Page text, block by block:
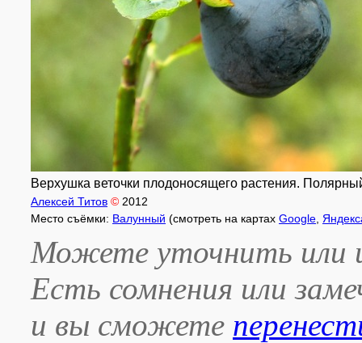
Верхушка веточки плодоносящего растения.
Алексей Титов © 2012
Место съёмки: Валунный (смотреть на картах Google
Можете уточнить или
Есть сомнения или
и вы сможете